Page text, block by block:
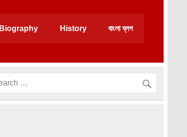
Biography History বাংলা ব্লগ